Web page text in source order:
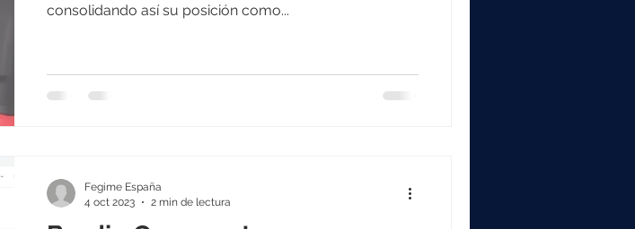
consolidando así su posición como...
Fegime España
4 oct 2023
2 min de lectura